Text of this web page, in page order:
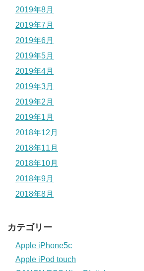
2019年8月
2019年7月
2019年6月
2019年5月
2019年4月
2019年3月
2019年2月
2019年1月
2018年12月
2018年11月
2018年10月
2018年9月
2018年8月
カテゴリー
Apple iPhone5c
Apple iPod touch